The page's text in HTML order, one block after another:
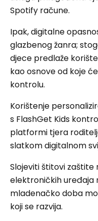
Spotify račune.
Ipak, digitalne
glazbenog žanra;
djece predlaže
kao osnove od koje
kontrolu.
Korištenje
s FlashGet Kids
platformi tjera
slatkom digitalnom
Slojeviti štitovi
elektroničkih uređaja
mladenačko doba
koji se razvija.